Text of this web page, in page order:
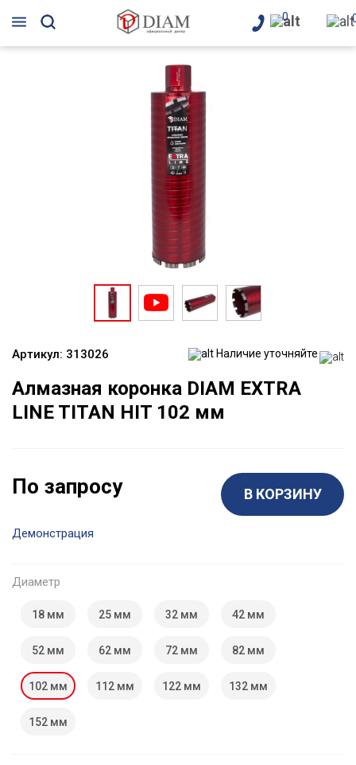
0
Артикул: 313026 Наличие уточняйте
Алмазная коронка DIAM EXTRA
LINE TITAN HIT 102 мм
По запросу В КОРЗИНУ
Демонстрация
Диаметр
18 мм 25 мм 32 мм 42 мм
52 мм 62 мм 72 мм 82 мм
102 мм 112 мм 122 мм 132 мм
152 мм